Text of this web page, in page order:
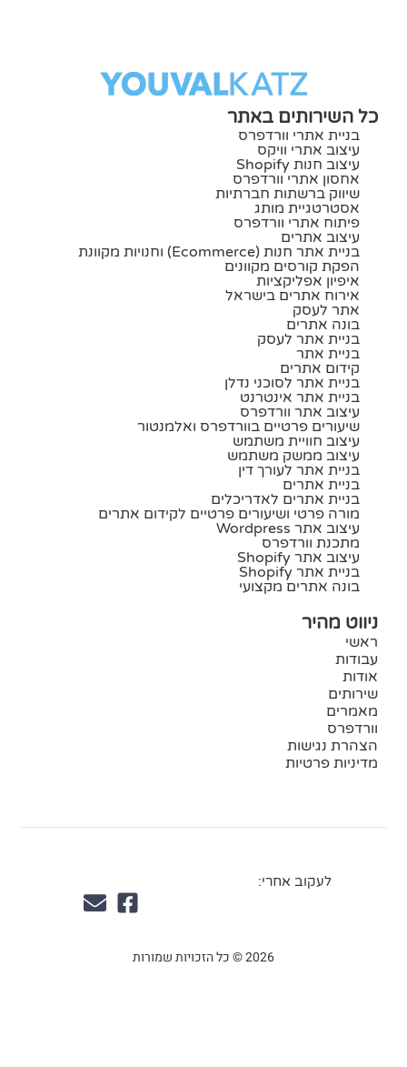
כל השירותים באתר
בניית אתרי וורדפרס
עיצוב אתרי וויקס
עיצוב חנות Shopify
אחסון אתרי וורדפרס
שיווק ברשתות חברתיות
אסטרטגיית מותג
פיתוח אתרי וורדפרס
עיצוב אתרים
בניית אתר חנות (ecommerce) וחנויות מקוונת
הפקת קורסים מקוונים
איפיון אפליקציות
אירוח אתרים בישראל
אתר לעסק
בונה אתרים
בניית אתר לעסק
בניית אתר
קידום אתרים
בניית אתר לסוכני נדלן
בניית אתר אינטרנט
עיצוב אתר וורדפרס
שיעורים פרטיים בוורדפרס ואלמנטור
עיצוב חוויית משתמש
עיצוב ממשק משתמש
בניית אתר לעורך דין
בניית אתרים
בניית אתרים לאדריכלים
מורה פרטי ושיעורים פרטיים לקידום אתרים
עיצוב אתר Wordpress
מתכנת וורדפרס
עיצוב אתר Shopify
בניית אתר Shopify
בונה אתרים מקצועי
ניווט מהיר
ראשי
עבודות
אודות
שירותים
מאמרים
וורדפרס
הצהרת נגישות
מדיניות פרטיות
לעקוב אחרי:
2026 © כל הזכויות שמורות